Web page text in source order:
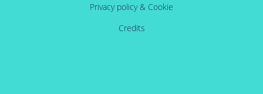
Privacy policy & Cookie
Credits